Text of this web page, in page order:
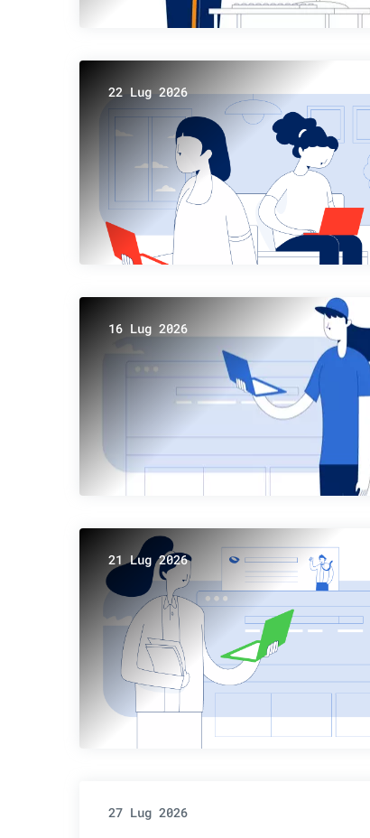
22 Lug 2026
16 Lug 2026
21 Lug 2026
27 Lug 2026